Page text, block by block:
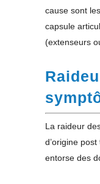
cause sont
capsule
(extenseurs
La raideur
d’origine
entorse des